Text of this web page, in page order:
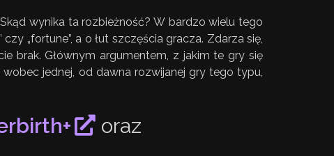
wynika ta rozbieżność? W bardzo wielu tego
„fortune”, a o łut szczęścia gracza. Zdarza się,
brak. Głównym argumentem, z jakim te gry się
wobec jednej, od dawna rozwijanej gry tego typu,
oraz